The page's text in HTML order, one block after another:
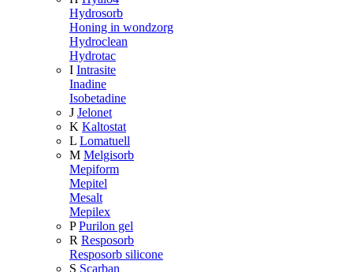
Hydrosorb
Honing in wondzorg
Hydroclean
Hydrotac
I Intrasite
Inadine
Isobetadine
J Jelonet
K Kaltostat
L Lomatuell
M Melgisorb
Mepiform
Mepitel
Mesalt
Mepilex
P Purilon gel
R Resposorb
Resposorb silicone
S Scarban